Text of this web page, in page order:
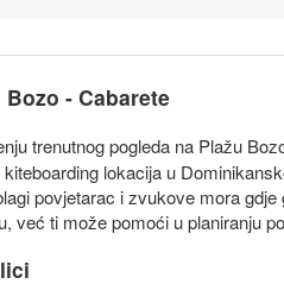
- Cabarete
trenutnog pogleda na Plažu
lokacija u
povjetarac i zvukove mora
već ti može pomoći u planiranju